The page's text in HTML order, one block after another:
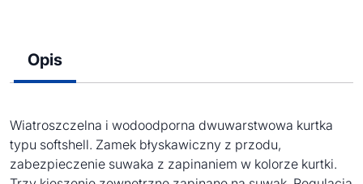
Opis
Wiatroszczelna i wodoodporna dwuwarstwowa kurtka
typu softshell. Zamek błyskawiczny z przodu,
zabezpieczenie suwaka z zapinaniem w kolorze kurtki.